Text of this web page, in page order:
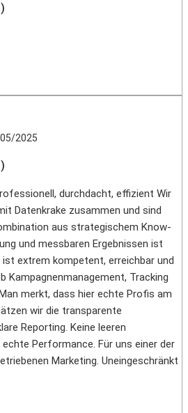
2025
durchdacht, effizient Wir
Datenkrake zusammen und sind
aus strategischem Know-
und messbaren Ergebnissen ist
ist extrem kompetent, erreichbar und
Kampagnenmanagement, Tracking
merkt, dass hier echte Profis am
wir die transparente
Reporting. Keine leeren
Performance. Für uns einer der
Marketing. Uneingeschränkt